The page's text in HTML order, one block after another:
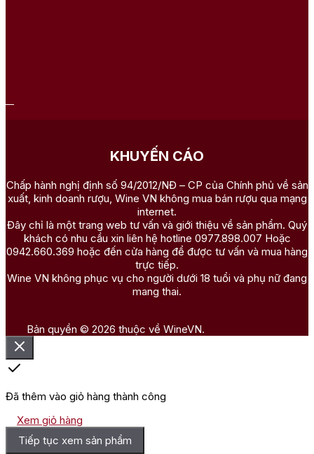
KHUYẾN CÁO
Chấp hành nghị định số 94/2012/NĐ – CP của Chính phủ về sản
xuất, kinh doanh rượu, Wine VN không mua bán rượu qua mạng
internet.
Đây chỉ là một trang web tư vấn và giới thiệu về sản phẩm. Quý
khách có nhu cầu xin liên hệ hotline 0977.898.007 Hoặc
0942.660.369 hoặc đến cửa hàng để được tư vấn và mua hàng
trực tiếp.
Wine VN không phục vụ cho người dưới 18 tuổi và phụ nữ đang
mang thai.
Bản quyền © 2026 thuộc về WineVN.
Đã thêm vào giỏ hàng thành công
Xem giỏ hàng
Tiếp tục xem sản phẩm